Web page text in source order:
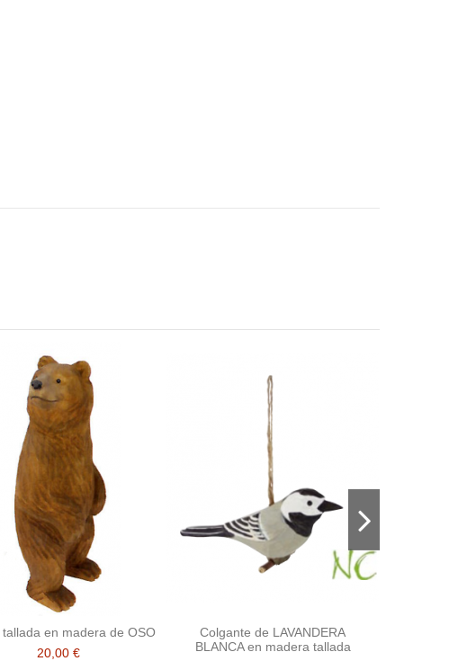
en madera de OSO
20,00 €
Colgante de LAVANDERA
BLANCA en madera tallada